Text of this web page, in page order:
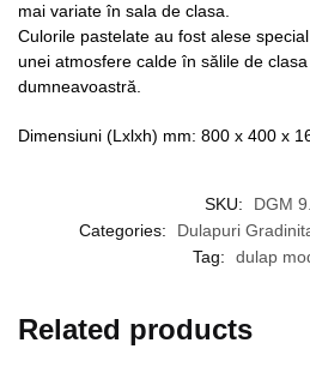
mai variate în sala de clasa.
Culorile pastelate au fost alese
unei atmosfere calde în sălile de
dumneavoastră.
Dimensiuni (Lxlxh) mm: 800 x 400 x
SKU:
DGM
Categories:
Dulapuri
Tag:
dulap
Related products